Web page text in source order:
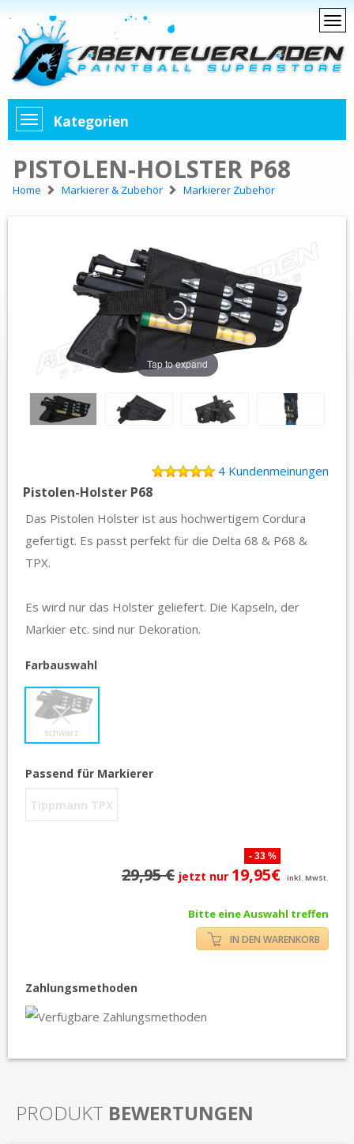
Kategorien
PISTOLEN-HOLSTER P68
Home Markierer & Zubehör Markierer Zubehör
Tap to expand
4 Kundenmeinungen
Pistolen-Holster P68
Das Pistolen Holster ist aus hochwertigem Cordura
gefertigt. Es passt perfekt für die Delta 68 & P68 &
TPX.
Es wird nur das Holster geliefert. Die Kapseln, der
Markier etc. sind nur Dekoration.
Farbauswahl
schwarz
Passend für Markierer
Tippmann TPX
- 33 %
29,95 € jetzt nur 19,95€ inkl. MwSt.
Bitte eine Auswahl treffen
IN DEN WARENKORB
Zahlungsmethoden
PRODUKT BEWERTUNGEN